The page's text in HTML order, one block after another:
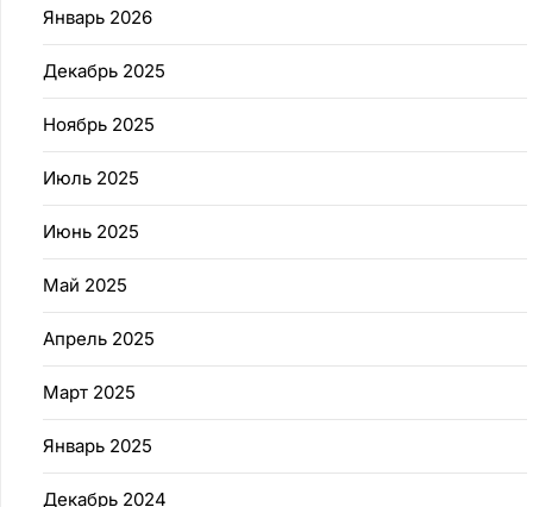
Январь 2026
Декабрь 2025
Ноябрь 2025
Июль 2025
Июнь 2025
Май 2025
Апрель 2025
Март 2025
Январь 2025
Декабрь 2024